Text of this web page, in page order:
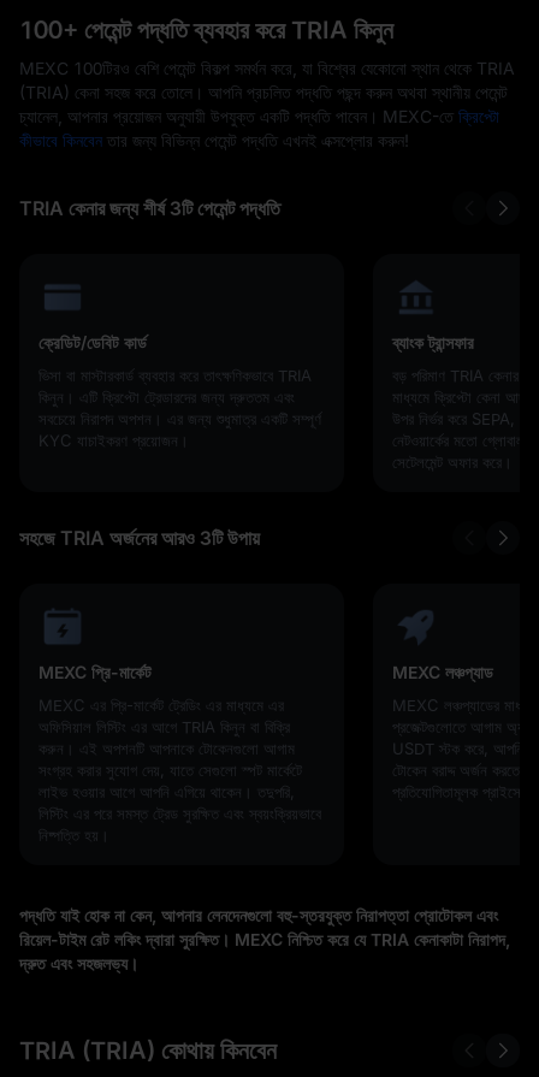
100+ পেমেন্ট পদ্ধতি ব্যবহার করে TRIA কিনুন
MEXC 100টিরও বেশি পেমেন্ট বিকল্প সমর্থন করে, যা বিশ্বের যেকোনো স্থান থেকে TRIA
(TRIA) কেনা সহজ করে তোলে। আপনি প্রচলিত পদ্ধতি পছন্দ করুন অথবা স্থানীয় পেমেন্ট
চ্যানেল, আপনার প্রয়োজন অনুযায়ী উপযুক্ত একটি পদ্ধতি পাবেন। MEXC-তে ক্রিপ্টো
কীভাবে কিনবেন তার জন্য বিভিন্ন পেমেন্ট পদ্ধতি এখনই এক্সপ্লোর করুন!
TRIA কেনার জন্য শীর্ষ 3টি পেমেন্ট পদ্ধতি
ক্রেডিট/ডেবিট কার্ড
ভিসা বা মাস্টারকার্ড ব্যবহার করে তাৎক্ষণিকভাবে TRIA
কিনুন। এটি ক্রিপ্টো ট্রেডারদের জন্য দ্রুততম এবং
সবচেয়ে নিরাপদ অপশন। এর জন্য শুধুমাত্র একটি সম্পূর্ণ
KYC যাচাইকরণ প্রয়োজন।
ব্যাংক ট্রান্সফার
বড় পরিমাণ TRIA কেনার
মাধ্যমে ক্রিপ্টো কেনা
উপর নির্ভর করে SEPA,
নেটওয়ার্কের মতো গ্লোবাল
সেটেলমেন্ট অফার করে।
সহজে TRIA অর্জনের আরও 3টি উপায়
MEXC প্রি-মার্কেট
MEXC এর প্রি-মার্কেট ট্রেডিং এর মাধ্যমে এর
অফিসিয়াল লিস্টিং এর আগে TRIA কিনুন বা বিক্রি
করুন। এই অপশনটি আপনাকে টোকেনগুলো আগাম
সংগ্রহ করার সুযোগ দেয়, যাতে সেগুলো স্পট মার্কেটে
লাইভ হওয়ার আগে আপনি এগিয়ে থাকেন। তদুপরি,
লিস্টিং এর পরে সমস্ত ট্রেড সুরক্ষিত এবং স্বয়ংক্রিয়ভাবে
নিষ্পত্তি হয়।
MEXC লঞ্চপ্যাড
MEXC লঞ্চপ্যাডের
প্রজেক্টগুলোতে আগাম
USDT স্টক করে, আপনি
টোকেন বরাদ্দ অর্জন করতে
প্রতিযোগিতামূলক প্রাইসে!
পদ্ধতি যাই হোক না কেন, আপনার লেনদেনগুলো বহু-স্তরযুক্ত নিরাপত্তা প্রোটোকল এবং
রিয়েল-টাইম রেট লকিং দ্বারা সুরক্ষিত। MEXC নিশ্চিত করে যে TRIA কেনাকাটা নিরাপদ,
দ্রুত এবং সহজলভ্য।
TRIA (TRIA) কোথায় কিনবেন